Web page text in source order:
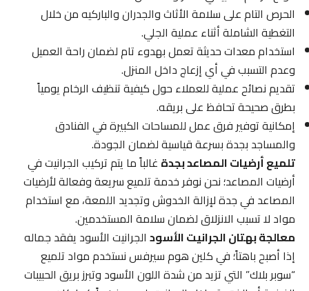
الحرص التام على سلامة الأثاث والجدران والباركيه من خلال
التغطية الشاملة أثناء عملية الجلي.
استخدام معدات حديثة تعمل بهدوء تام لضمان راحة العميل
وعدم التسبب في أي إزعاج داخل المنزل.
تقديم نصائح عملية للعملاء حول كيفية تنظيف الرخام يومياً
بطرق صحيحة تحافظ على بريقه.
إمكانية توفير فرق عمل للمساحات الكبيرة في الفنادق
والمساجد بجدة بسرعة قياسية لضمان الجودة.
تلميع أرضيات المصاعد بجدةغالباً ما يتم تركيب الجرانيت في
أرضيات المصاعد؛ نحن نوفر خدمة تلميع سريعة وفعالة لأرضيات
المصاعد في جدة لإزالة الخدوش وتجديد اللمعة، مع استخدام
مواد لا تسبب الانزلاق لضمان سلامة المستخدمين.
معالجة بهتان الجرانيت الأسودالجرانيت الأسود يفقد جماله
إذا أصبح باهتاً؛ في كلين هوم سيرفس نستخدم مواد تلميع
“سوبر بلاك” التي تزيد من شدة اللون الأسود وتبرز بريق الحبيبات